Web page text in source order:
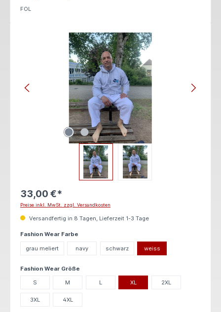
FOL
Bildergalerie überspringen
33,00 €*
Preise inkl. MwSt. zzgl. Versandkosten
Versandfertig in 8 Tagen, Lieferzeit 1-3 Tage
Fashion Wear Farbe
grau meliert navy schwarz weiss
Fashion Wear Größe
S M L XL 2XL
3XL 4XL